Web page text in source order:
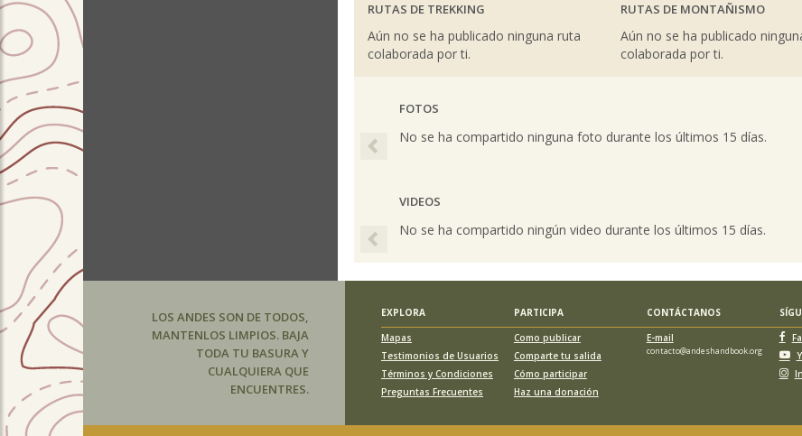
RUTAS DE TREKKING
Aún no se ha publicado ninguna ruta
colaborada por ti.
RUTAS DE MONTAÑISMO
Aún no se ha publicado
colaborada por ti.
FOTOS
No se ha compartido ninguna foto durante los últimos 15 días.
Previous
VIDEOS
No se ha compartido ningún video durante los últimos 15 días.
Previous
LOS ANDES SON DE TODOS,
MANTENLOS LIMPIOS. BAJA
TODA TU BASURA Y
CUALQUIERA QUE
ENCUENTRES.
EXPLORA PARTICIPA CONTÁCTANOS
Mapas
Testimonios de Usuarios
Términos y Condiciones
Preguntas Frecuentes
Como publicar
Comparte tu salida
Cómo participar
Haz una donación
E-mail
contacto@andeshandbook.org